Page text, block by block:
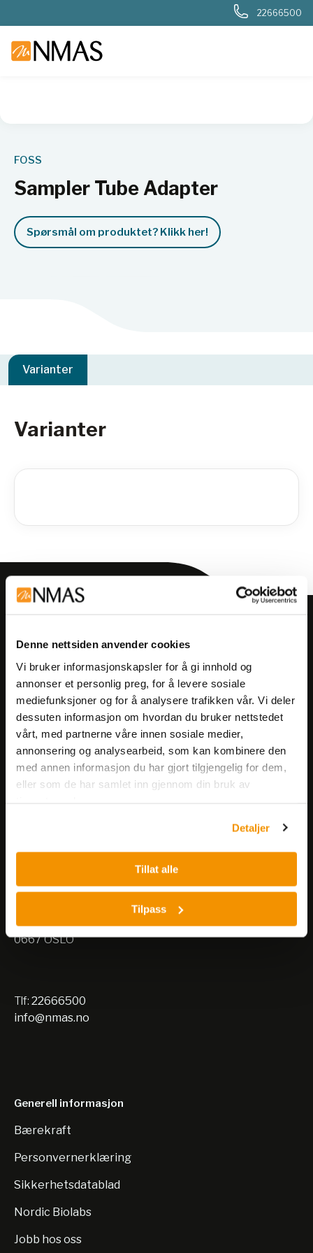
Denne nettsiden anvender cookies
Vi bruker informasjonskapsler for å gi innhold og
annonser et personlig preg, for å levere sosiale
mediefunksjoner og for å analysere trafikken vår. Vi deler
dessuten informasjon om hvordan du bruker nettstedet
vårt, med partnerne våre innen sosiale medier,
annonsering og analysearbeid, som kan kombinere den
med annen informasjon du har gjort tilgjengelig for dem,
eller som de har samlet inn gjennom din bruk av
Detaljer
Tillat alle
Tilpass
22666500
FOSS
Sampler Tube Adapter
Spørsmål om produktet? Klikk her!
Varianter
Varianter
Få informasjon om produkter,
arrangementer og kampanjer.
Meld på nyhetsbrev
Besøksadresse:
0667 OSLO
Nils Hansens vei 10
0667 OSLO
Tlf: 22666500
info@nmas.no
Generell informasjon
Bærekraft
Personvernerklæring
Sikkerhetsdatablad
Nordic Biolabs
Jobb hos oss